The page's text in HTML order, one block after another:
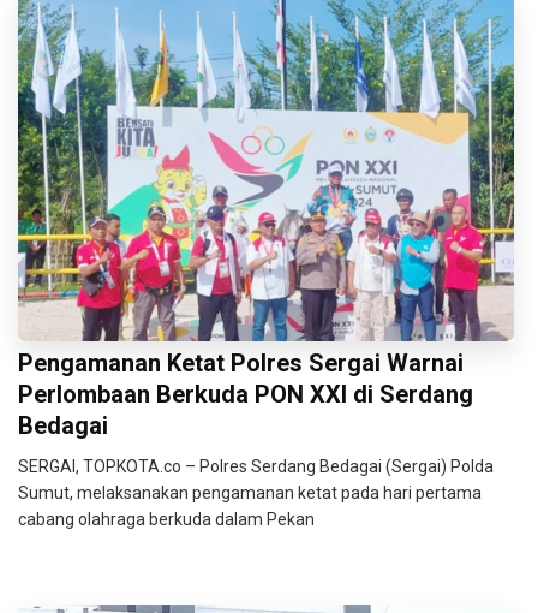
Pengamanan Ketat Polres Sergai Warnai
Perlombaan Berkuda PON XXI di Serdang
Bedagai
SERGAI, TOPKOTA.co – Polres Serdang Bedagai (Sergai) Polda
Sumut, melaksanakan pengamanan ketat pada hari pertama
cabang olahraga berkuda dalam Pekan